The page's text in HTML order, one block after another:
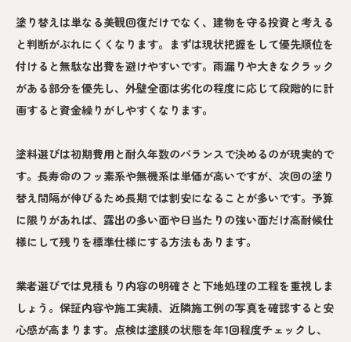
塗り替えは単なる美観回復だけでなく、建物を守る投資と考える
と判断がぶれにくくなります。まずは現状把握をして優先順位を
付けると無駄な出費を避けやすいです。雨漏りや大きなクラック
がある部分を優先し、外壁全面は劣化の程度に応じて段階的に計
画すると資金繰りがしやすくなります。
塗料選びは初期費用と耐久年数のバランスで決めるのが現実的で
す。長寿命のフッ素系や無機系は単価が高いですが、次回の塗り
替え間隔が伸びるため長期では割安になることが多いです。予算
に限りがあれば、露出の多い面や日当たりの強い面だけ高耐候仕
様にして残りを標準仕様にする方法もあります。
業者選びでは見積もり内容の明確さと下地処理の工程を重視しま
しょう。保証内容や施工実績、近隣施工例の写真を確認すると安
心感が高まります。点検は塗膜の状態を年1回程度チェックし、